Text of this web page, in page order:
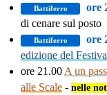
Battiferro ore
di cenare sul posto
Battiferro ore
edizione del
ore 21.00A un
alle Scale - nelle